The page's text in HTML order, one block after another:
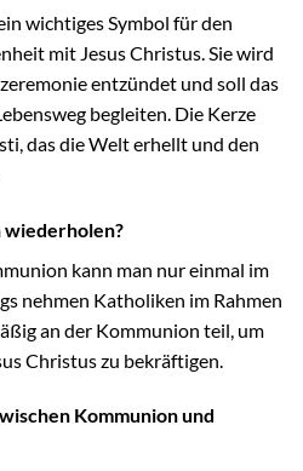
wichtiges Symbol für den
mit Jesus Christus. Sie wird
entzündet und soll das
begleiten. Die Kerze
das die Welt erhellt und den
wiederholen?
kann man nur einmal im
nehmen Katholiken im Rahmen
an der Kommunion teil, um
Christus zu bekräftigen.
Kommunion und